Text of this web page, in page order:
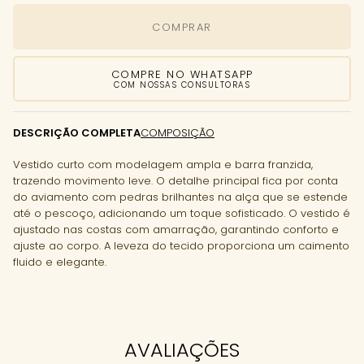
COMPRAR
COMPRE NO WHATSAPP
COM NOSSAS CONSULTORAS
DESCRIÇÃO COMPLETACOMPOSIÇÃO
Vestido curto com modelagem ampla e barra franzida,
trazendo movimento leve. O detalhe principal fica por conta
do aviamento com pedras brilhantes na alça que se estende
até o pescoço, adicionando um toque sofisticado. O vestido é
ajustado nas costas com amarração, garantindo conforto e
ajuste ao corpo. A leveza do tecido proporciona um caimento
fluido e elegante.
AVALIAÇÕES